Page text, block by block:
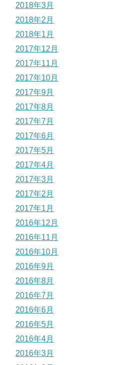
2018年3月
2018年2月
2018年1月
2017年12月
2017年11月
2017年10月
2017年9月
2017年8月
2017年7月
2017年6月
2017年5月
2017年4月
2017年3月
2017年2月
2017年1月
2016年12月
2016年11月
2016年10月
2016年9月
2016年8月
2016年7月
2016年6月
2016年5月
2016年4月
2016年3月